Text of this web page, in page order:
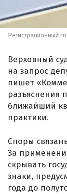
Регистрационный
Верховный
на запрос
пишет
разъяснения
ближайший
практики.
Споры
За
скрывать
знаки,
года до